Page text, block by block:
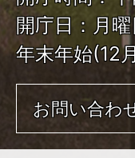
開庁日：月
年末年始(12
お問い合わ